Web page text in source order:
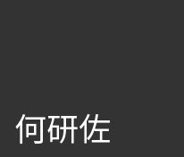
何研佐